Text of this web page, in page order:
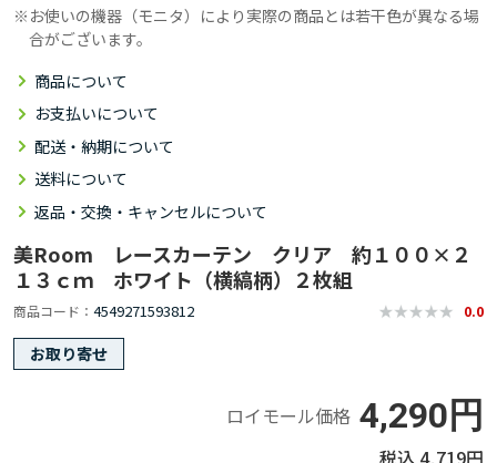
お使いの機器（モニタ）により実際の商品とは若干色が異なる場
合がございます。
商品について
お支払いについて
配送・納期について
送料について
返品・交換・キャンセルについて
美Room レースカーテン クリア 約１００×２
１３ｃｍ ホワイト（横縞柄）２枚組
商品コード 4549271593812 0.0
お取り寄せ
ロイモール価格 4,290円
4,719円